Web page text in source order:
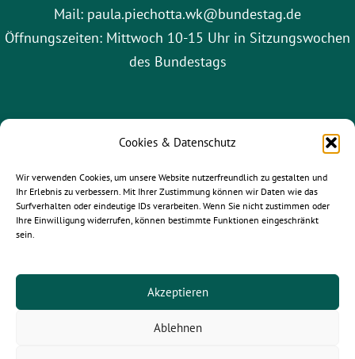
Cookies & Datenschutz
Wir verwenden Cookies, um unsere Website nutzerfreundlich zu gestalten und
Ihr Erlebnis zu verbessern. Mit Ihrer Zustimmung können wir Daten wie das
Surfverhalten oder eindeutige IDs verarbeiten. Wenn Sie nicht zustimmen oder
Ihre Einwilligung widerrufen, können bestimmte Funktionen eingeschränkt
sein.
Akzeptieren
Ablehnen
Mail: paula.piechotta.wk@bundestag.de
Öffnungszeiten: Mittwoch 10-15 Uhr in Sitzungswochen
des Bundestags